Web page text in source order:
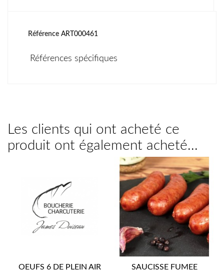
Référence ART000461
Références spécifiques
Les clients qui ont acheté ce
produit ont également acheté...
OEUFS 6 DE PLEIN AIR SAUCISSE FUMEE